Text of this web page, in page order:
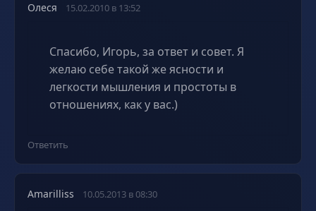
Олеся 15.02.2010 в 13:52
Спасибо, Игорь, за ответ и совет. Я
желаю себе такой же ясности и
легкости мышления и простоты в
отношениях, как у вас.)
Ответить
Amarilliss 10.05.2013 в 08:30